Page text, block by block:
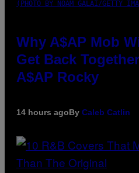
(PHOTO BY NOAM GALAI/GETTY
Why A$AP Mob
Get Back
A$AP Rocky
14 hours agoBy Caleb Catlin